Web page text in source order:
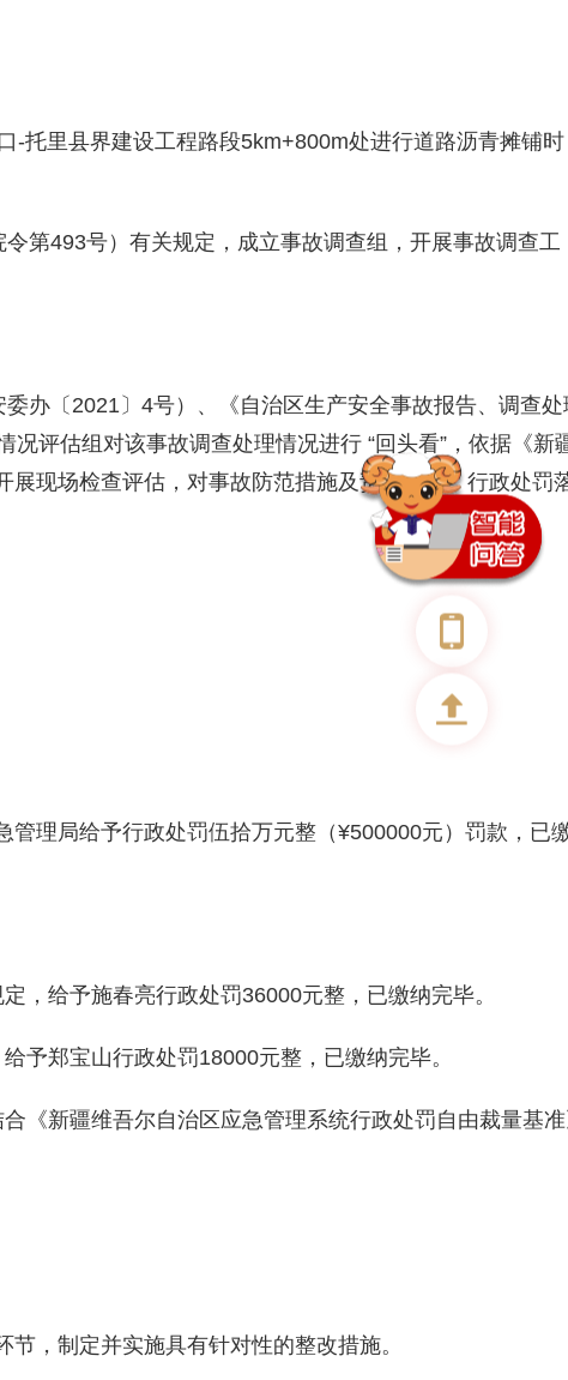
-托里县界建设工程路段5km+800m处进行道路沥青摊铺
第493号）有关规定，成立事故调查组，开展事故调查工
办〔2021〕4号）、《自治区生产安全事故报告、调查处
评估组对该事故调查处理情况进行 “回头看”，依据《新
展现场检查评估，对事故防范措施及责任追究、行政处罚
理局给予行政处罚伍拾万元整（¥500000元）罚款，已
，给予施春亮行政处罚36000元整，已缴纳完毕。
予郑宝山行政处罚18000元整，已缴纳完毕。
《新疆维吾尔自治区应急管理系统行政处罚自由裁量基
，制定并实施具有针对性的整改措施。